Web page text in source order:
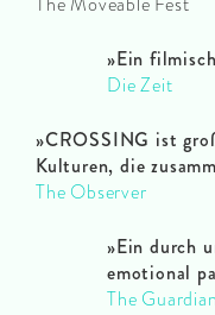
»Ein
Die Zeit
»CROSSING ist
Kulturen, die
The Observer
»Ein durch
emotional
The Guardian